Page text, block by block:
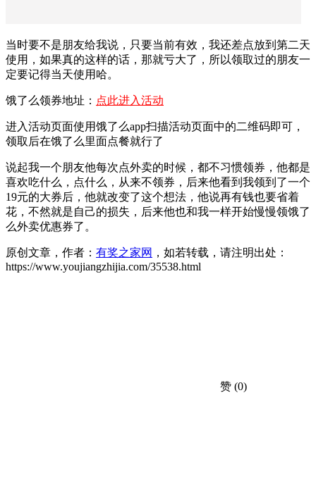
当时要不是朋友给我说，只要当前有效，我还差点放到第二天
使用，如果真的这样的话，那就亏大了，所以领取过的朋友一
定要记得当天使用哈。
饿了么领券地址： 点此进入活动
进入活动页面使用饿了么app扫描活动页面中的二维码即可，
领取后在饿了么里面点餐就行了
说起我一个朋友他每次点外卖的时候，都不习惯领券，他都是
喜欢吃什么，点什么，从来不领券，后来他看到我领到了一个
19元的大券后，他就改变了这个想法，他说再有钱也要省着
花，不然就是自己的损失，后来他也和我一样开始慢慢领饿了
么外卖优惠券了。
原创文章，作者： 有奖之家网 ，如若转载，请注明出处：
https://www.youjiangzhijia.com/35538.html
赞 (0)